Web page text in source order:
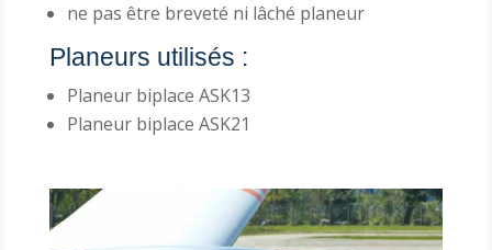
ne pas être breveté ni lâché planeur
Planeurs utilisés :
Planeur biplace ASK13
Planeur biplace ASK21